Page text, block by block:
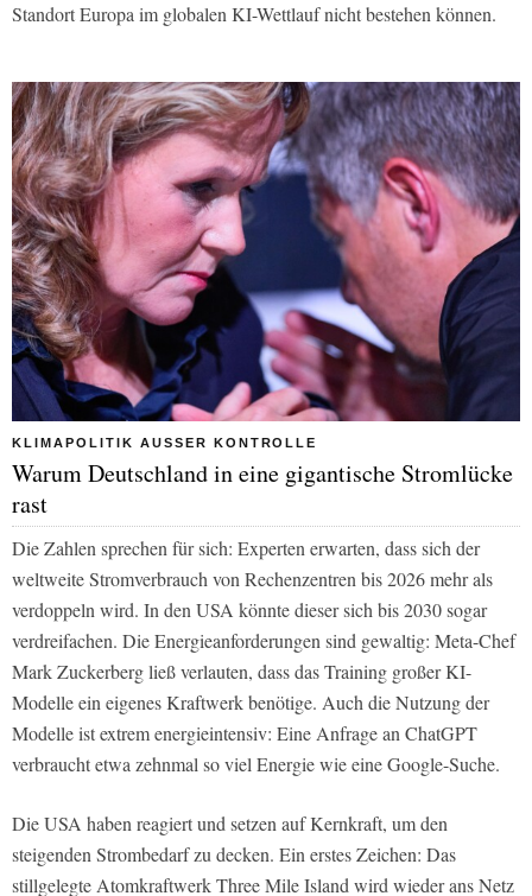
Standort Europa im globalen KI-Wettlauf nicht bestehen können.
KLIMAPOLITIK AUSSER KONTROLLE
Warum Deutschland in eine gigantische Stromlücke
rast
Die Zahlen sprechen für sich: Experten erwarten, dass sich der
weltweite Stromverbrauch von Rechenzentren bis 2026 mehr als
verdoppeln wird. In den USA könnte dieser sich bis 2030 sogar
verdreifachen. Die Energieanforderungen sind gewaltig: Meta-Chef
Mark Zuckerberg ließ verlauten, dass das Training großer KI-
Modelle ein eigenes Kraftwerk benötige. Auch die Nutzung der
Modelle ist extrem energieintensiv: Eine Anfrage an ChatGPT
verbraucht etwa zehnmal so viel Energie wie eine Google-Suche.
Die USA haben reagiert und setzen auf Kernkraft, um den
steigenden Strombedarf zu decken. Ein erstes Zeichen: Das
stillgelegte Atomkraftwerk Three Mile Island wird wieder ans Netz